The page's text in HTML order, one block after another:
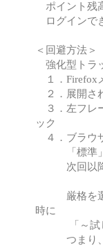
ポイント残
ログインで
＜回避方法＞
強化型トラ
１．Firefox
２．展開さ
３．左フレ
ック
４．ブラウ
「標準」枠
次回以降は
厳格を選択
時に
「～試しま
つまり、厳